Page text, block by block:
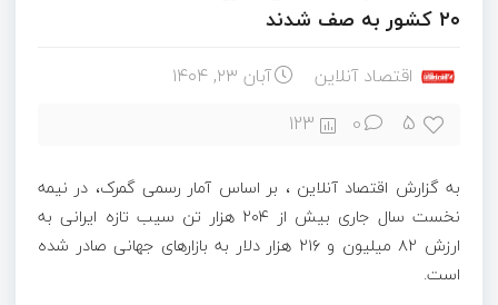
۲۰ کشور به صف شدند
اقتصاد آنلاین آبان ۲۳, ۱۴۰۴
5
0
123
به گزارش اقتصاد آنلاین ، بر اساس آمار رسمی گمرک، در نیمه
نخست سال جاری بیش از ۲۰۴ هزار تن سیب تازه ایرانی به
ارزش ۸۲ میلیون و ۲۱۶ هزار دلار به بازار‌های جهانی صادر شده
است.